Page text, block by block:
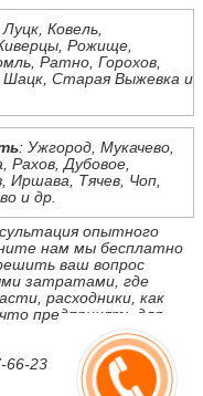
Луцк, Ковель,
Рожище,
Ратно, Горохов,
Шацк, Старая Выжевка и
: Ужгород, Мукачево,
Рахов, Дубовое,
Иршава, Тячев, Чоп,
и др.
опытного
нам мы бесплатно
ваш вопрос
затратами, где
расходники, как
предпринять для
66-23